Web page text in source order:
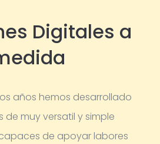
Digitales a
años hemos desarrollado
de muy versatil y simple
de apoyar labores